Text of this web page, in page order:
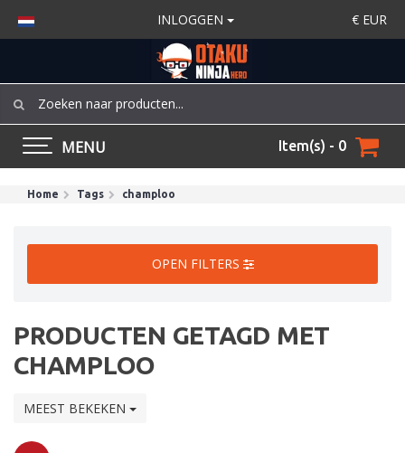
INLOGGEN € EUR
MENU Item(s) - 0
Home Tags champloo
OPEN FILTERS
PRODUCTEN GETAGD MET
CHAMPLOO
MEEST BEKEKEN